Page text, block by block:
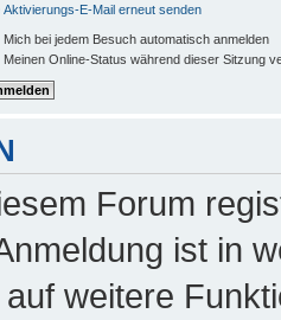
Aktivierungs-E-Mail erneut senden
Mich bei jedem Besuch automatisch anmelden
Meinen Online-Status während dieser Sitzung
Forum
ist in
weitere